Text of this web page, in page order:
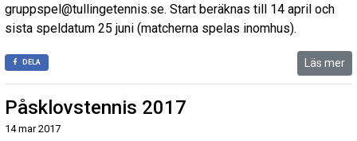
gruppspel@tullingetennis.se. Start beräknas till 14 april och
sista speldatum 25 juni (matcherna spelas inomhus).
DELA Läs mer
Påsklovstennis 2017
14 mar 2017